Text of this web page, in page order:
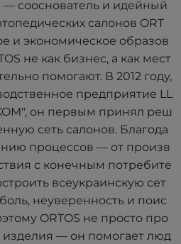
сооснователь и идейный
салонов ORT
и экономическое образов
не как бизнес, а как мест
помогают. В 2012 году,
предприятие LL
он первым принял реш
сеть салонов. Благода
процессов — от произв
с конечным потребите
всеукраинскую сет
неуверенность и поис
ORTOS не просто про
изделия — он помогает люд